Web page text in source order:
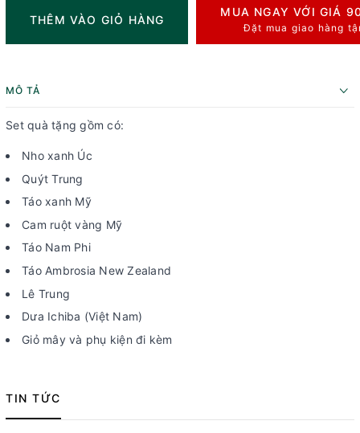
THÊM VÀO GIỎ HÀNG
MUA NGAY VỚI GIÁ
Đặt mua giao hàng
MÔ TẢ
Set quà tặng gồm có:
Nho xanh Úc
Quýt Trung
Táo xanh Mỹ
Cam ruột vàng Mỹ
Táo Nam Phi
Táo Ambrosia New Zealand
Lê Trung
Dưa Ichiba (Việt Nam)
Giỏ mây và phụ kiện đi kèm
TIN TỨC